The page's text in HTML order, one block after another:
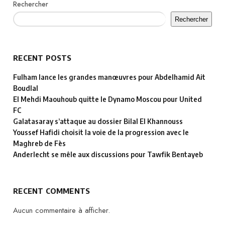
Rechercher
Rechercher
RECENT POSTS
Fulham lance les grandes manœuvres pour Abdelhamid Ait
Boudlal
El Mehdi Maouhoub quitte le Dynamo Moscou pour United
FC
Galatasaray s’attaque au dossier Bilal El Khannouss
Youssef Hafidi choisit la voie de la progression avec le
Maghreb de Fès
Anderlecht se mêle aux discussions pour Tawfik Bentayeb
RECENT COMMENTS
Aucun commentaire à afficher.